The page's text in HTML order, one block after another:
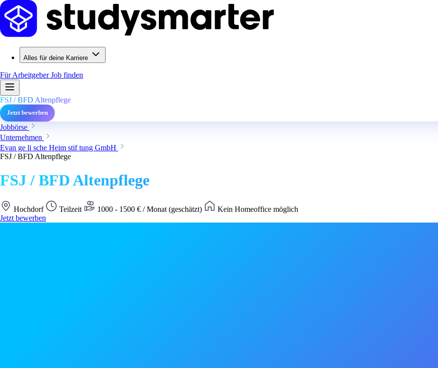
Alles für deine Karriere
Für ArbeitgeberJob finden
FSJ / BFD Altenpflege
Jetzt bewerben
Jobbörse
Unternehmen
Evan ge li sche Heim stif tung GmbH
FSJ / BFD Altenpflege
FSJ / BFD Altenpflege
Hochdorf Teilzeit 1000 - 1500 € / Monat (geschätzt)
Kein Homeoffice möglich
Jetzt bewerben